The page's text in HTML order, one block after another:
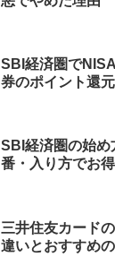
SBI経済圏で
券のポイント還
SBI経済圏の始
番・入り方でお
三井住友カード
違いとおすすめ